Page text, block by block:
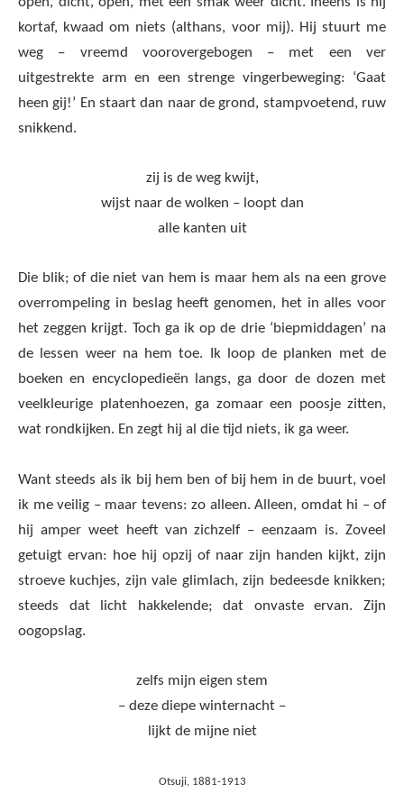
kortaf, kwaad om niets (althans, voor mij). Hij stuurt me
weg – vreemd voorovergebogen – met een ver
uitgestrekte arm en een strenge vingerbeweging: ‘Gaat
heen gij!’ En staart dan naar de grond, stampvoetend, ruw
snikkend.
zij is de weg kwijt,
wijst naar de wolken – loopt dan
alle kanten uit
Die blik; of die niet van hem is maar hem als na een grove
overrompeling in beslag heeft genomen, het in alles voor
het zeggen krijgt. Toch ga ik op de drie ‘biepmiddagen’ na
de lessen weer na hem toe. Ik loop de planken met de
boeken en encyclopedieën langs, ga door de dozen met
veelkleurige platenhoezen, ga zomaar een poosje zitten,
wat rondkijken. En zegt hij al die tijd niets, ik ga weer.
Want steeds als ik bij hem ben of bij hem in de buurt, voel
ik me veilig – maar tevens: zo alleen. Alleen, omdat hi – of
hij amper weet heeft van zichzelf – eenzaam is. Zoveel
getuigt ervan: hoe hij opzij of naar zijn handen kijkt, zijn
stroeve kuchjes, zijn vale glimlach, zijn bedeesde knikken;
steeds dat licht hakkelende; dat onvaste ervan. Zijn
oogopslag.
zelfs mijn eigen stem
– deze diepe winternacht –
lijkt de mijne niet
Otsuji, 1881-1913